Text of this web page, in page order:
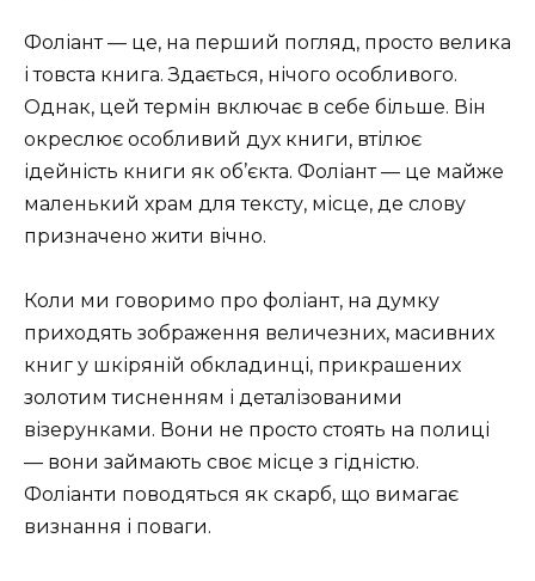
Фоліант — це, на перший погляд, просто велика
і товста книга. Здається, нічого особливого.
Однак, цей термін включає в себе більше. Він
окреслює особливий дух книги, втілює
ідейність книги як об’єкта. Фоліант — це майже
маленький храм для тексту, місце, де слову
призначено жити вічно.
Коли ми говоримо про фоліант, на думку
приходять зображення величезних, масивних
книг у шкіряній обкладинці, прикрашених
золотим тисненням і деталізованими
візерунками. Вони не просто стоять на полиці
— вони займають своє місце з гідністю.
Фоліанти поводяться як скарб, що вимагає
визнання і поваги.